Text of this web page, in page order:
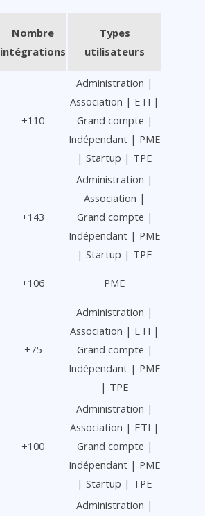
Nombre
intégrations
Types
utilisateurs
+110
Administration |
Association | ETI |
Grand compte |
Indépendant | PME
| Startup | TPE
+143
Administration |
Association |
Grand compte |
Indépendant | PME
| Startup | TPE
+106 PME
+75
Administration |
Association | ETI |
Grand compte |
Indépendant | PME
| TPE
+100
Administration |
Association | ETI |
Grand compte |
Indépendant | PME
| Startup | TPE
Administration |